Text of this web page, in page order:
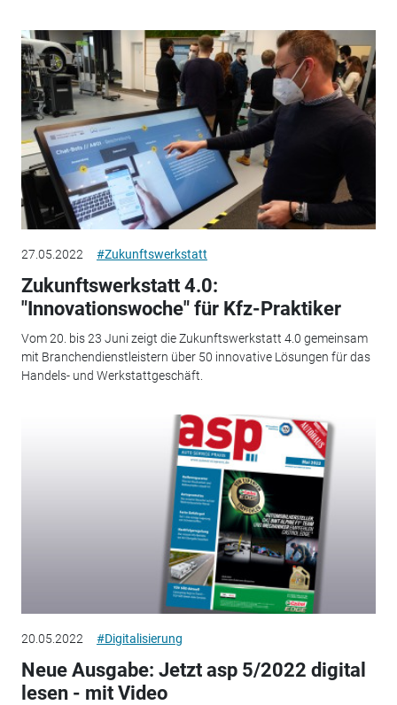
27.05.2022 #Zukunftswerkstatt
Zukunftswerkstatt 4.0:
"Innovationswoche" für Kfz-Praktiker
Vom 20. bis 23 Juni zeigt die Zukunftswerkstatt 4.0 gemeinsam
mit Branchendienstleistern über 50 innovative Lösungen für das
Handels- und Werkstattgeschäft.
20.05.2022 #Digitalisierung
Neue Ausgabe: Jetzt asp 5/2022 digital
lesen - mit Video